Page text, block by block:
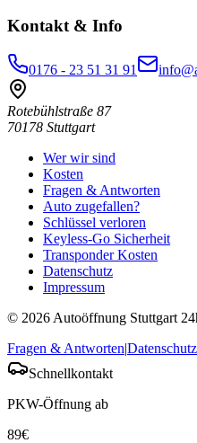
Kontakt & Info
0176 - 23 51 31 91
Rotebühlstraße 87
70178 Stuttgart
Wer wir sind
Kosten
Fragen & Antworten
Auto zugefallen?
Schlüssel verloren
Keyless-Go Sicherheit
Transponder Kosten
Datenschutz
Impressum
© 2026 Autoöffnung Stuttgart
Fragen & Antworten|Datenschutz
Schnellkontakt
PKW-Öffnung ab
89€